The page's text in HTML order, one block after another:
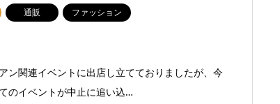
通販 ファッション
ン関連イベントに出店し立てておりましたが、今
のイベントが中止に追い込…